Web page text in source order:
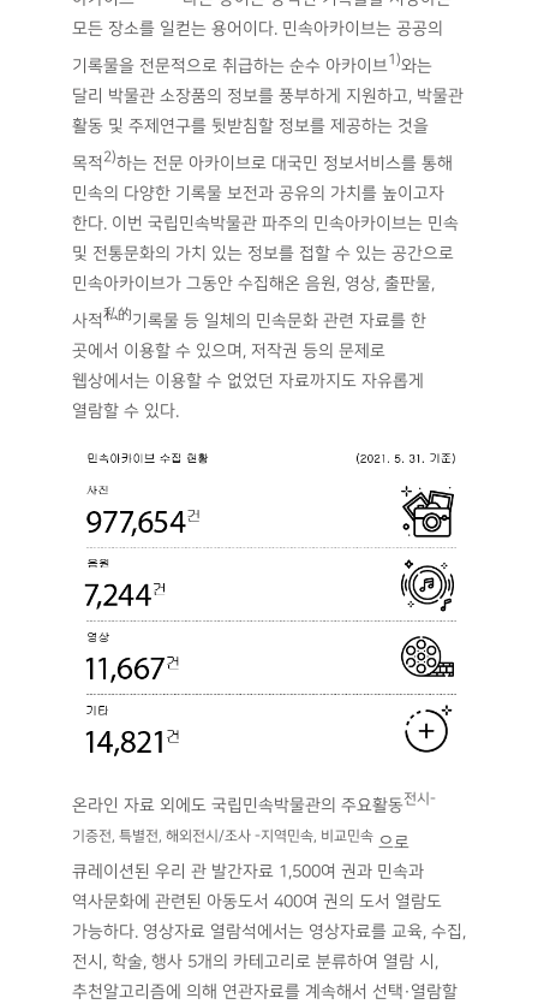
모든 장소를 일컫는 용어이다. 민속아카이브는 공공의
기록물을 전문적으로 취급하는 순수 아카이브1)와는
달리 박물관 소장품의 정보를 풍부하게 지원하고, 박물관
활동 및 주제연구를 뒷받침할 정보를 제공하는 것을
목적 2)하는 전문 아카이브로 대국민 정보서비스를 통해
민속의 다양한 기록물 보전과 공유의 가치를 높이고자
한다. 이번 국립민속박물관 파주의 민속아카이브는 민속
및 전통문화의 가치 있는 정보를 접할 수 있는 공간으로
민속아카이브가 그동안 수집해온 음원, 영상, 출판물,
사적私的기록물 등 일체의 민속문화 관련 자료를 한
곳에서 이용할 수 있으며, 저작권 등의 문제로
웹상에서는 이용할 수 없었던 자료까지도 자유롭게
열람할 수 있다.
온라인 자료 외에도 국립민속박물관의 주요활동전시-
기증전, 특별전, 해외전시/조사 -지역민속, 비교민속 으로
큐레이션된 우리 관 발간자료 1,500여 권과 민속과
역사문화에 관련된 아동도서 400여 권의 도서 열람도
가능하다. 영상자료 열람석에서는 영상자료를 교육, 수집,
전시, 학술, 행사 5개의 카테고리로 분류하여 열람 시,
추천알고리즘에 의해 연관자료를 계속해서 선택·열람할